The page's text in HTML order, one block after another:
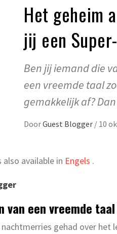
Het geheim
jij een
Ben jij iemand die
een vreemde taal
gemakkelijk af?
DoorGuest Blogger / 10
also available in Engels .
van een vreemde
gehad over het